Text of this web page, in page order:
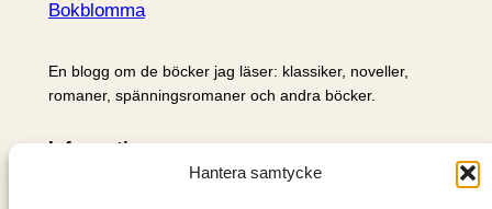
Hantera samtycke
Bokblomma
En blogg om de böcker jag läser: klassiker, noveller,
romaner, spänningsromaner och andra böcker.
Information